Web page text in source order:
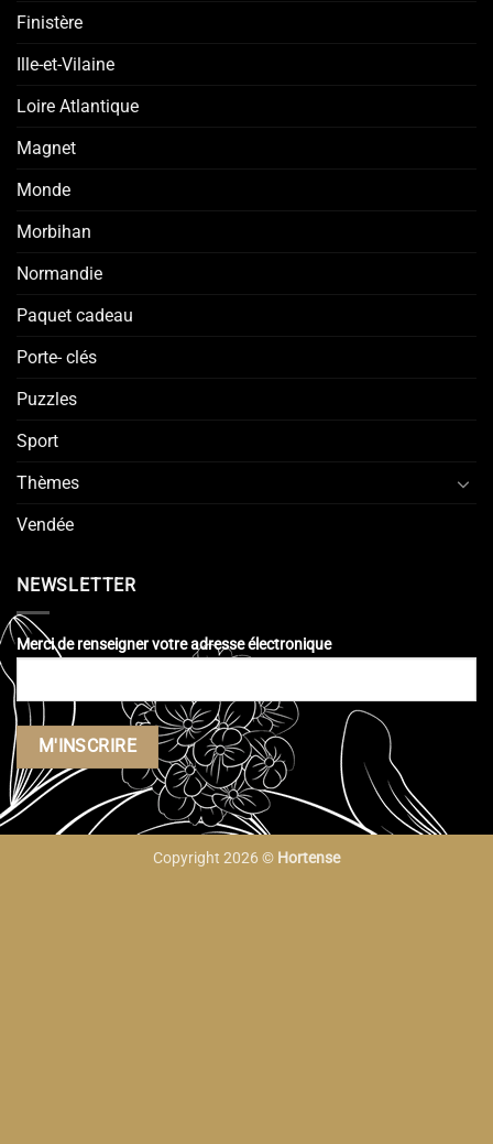
Finistère
Ille-et-Vilaine
Loire Atlantique
Magnet
Monde
Morbihan
Normandie
Paquet cadeau
Porte- clés
Puzzles
Sport
Thèmes
Vendée
NEWSLETTER
Merci de renseigner votre adresse électronique
Copyright 2026 © Hortense